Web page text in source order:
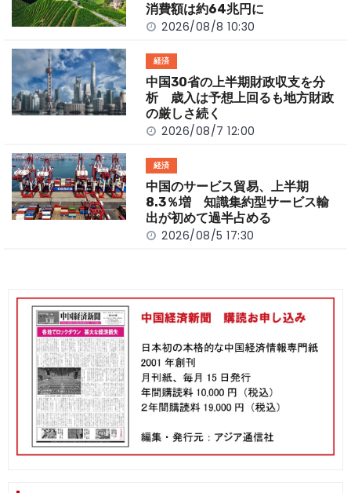
k
消費額は約64兆円に
2026/08/8 10:30
経済
中国30省の上半期財政収支を分
析 歳入は予想上回るも地方財政
の厳しさ続く
2026/08/7 12:00
経済
中国のサービス貿易、上半期
8.3％増 知識集約型サービス輸
出が初めて過半占める
2026/08/5 17:30